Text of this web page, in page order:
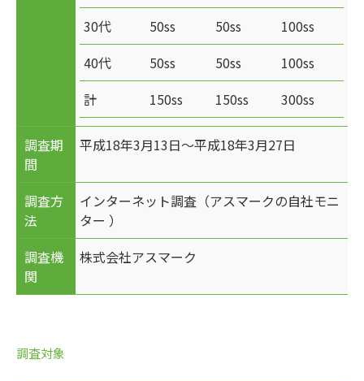
30代
50ss 50ss
100ss
40代
50ss 50ss
100ss
計
150ss 150ss 300ss
調査期
間
平成18年3月13日～平成18年3月27日
調査方
法
インターネット調査（アスマークの自社モニ
ター ）
調査機
関
株式会社アスマーク
調査対象